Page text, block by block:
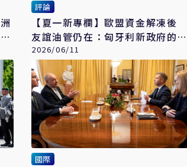
評論
【夏一新專欄】歐盟資金解凍後
友誼油管仍在：匈牙利新政府的現
實兩難
2026/06/11
國際